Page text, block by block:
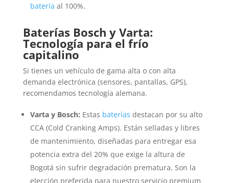
batería al 100%.
Baterías Bosch y Varta:
Tecnología para el frío
capitalino
Si tienes un vehículo de gama alta o con alta
demanda electrónica (sensores, pantallas, GPS),
recomendamos tecnología alemana.
Varta y Bosch: Estas baterías destacan por su alto
CCA (Cold Cranking Amps). Están selladas y libres
de mantenimiento, diseñadas para entregar esa
potencia extra del 20% que exige la altura de
Bogotá sin sufrir degradación prematura. Son la
elección preferida para nuestro servicio premium